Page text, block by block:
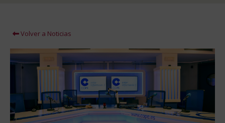
Volver a Noticias